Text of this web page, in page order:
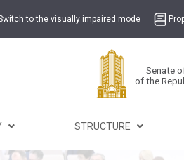
to the visually impaired mode
Senate
of the
STRUCTURE